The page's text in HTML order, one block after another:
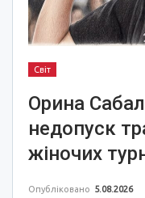
Світ
Орина
недопуск
жіночих
Опубліковано 5.08.2026